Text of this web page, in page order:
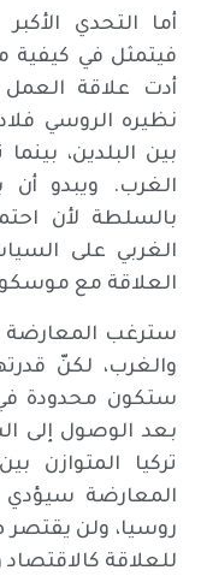
أما التحدي
فيتمثل في كيفية
أدت علاقة العمل
نظيره الروسي
بين البلدين،
الغرب. ويبدو
بالسلطة لأن
الغربي على
العلاقة مع
سترغب المعارضة
والغرب، لكنّ
ستكون محدودة
بعد الوصول إلى
تركيا
المعارضة سيؤدي
روسيا، ولن يقتصر
للعلاقة